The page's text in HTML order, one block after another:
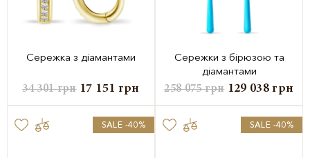
Сережка з діамантами
34 301грн 17 151 грн
Сережки з бірюзою та
діамантами
258 075грн 129 038грн
SALE -40% SALE -40%